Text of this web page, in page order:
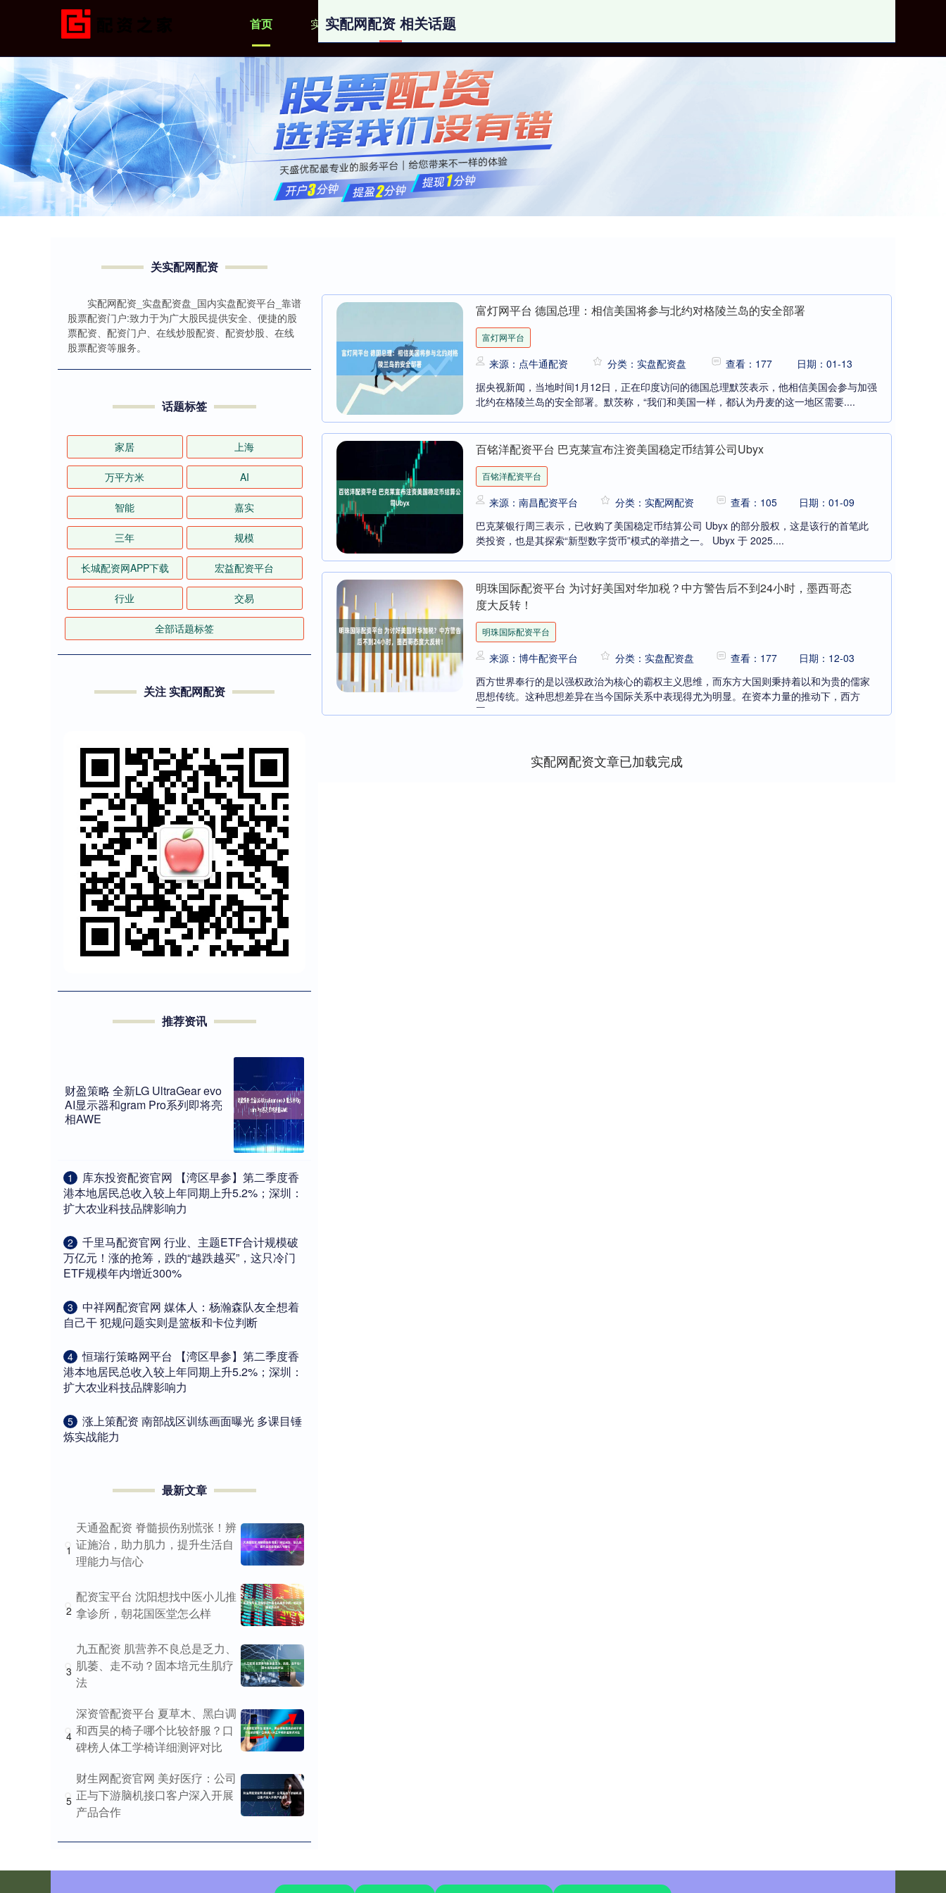
首页 实配网配资 实盘配资盘
实配网配资 相关话题
富灯网平台 德国总理：相信美国将参与北约对格陵兰岛的安全部署
富灯网平台
来源：点牛通配资 分类：实盘配资盘 查看：177
日期：01-13
据央视新闻，当地时间1月12日，正在印度访问的德国总理默茨表示，他相信美国会参与加强
北约在格陵兰岛的安全部署。默茨称，“我们和美国一样，都认为丹麦的这一地区需要....
百铭洋配资平台 巴克莱宣布注资美国稳定币结算公司Ubyx
百铭洋配资平台
来源：南昌配资平台 分类：实配网配资 查看：105
日期：01-09
巴克莱银行周三表示，已收购了美国稳定币结算公司 Ubyx 的部分股权，这是该行的首笔此
类投资，也是其探索“新型数字货币”模式的举措之一。 Ubyx 于 2025....
明珠国际配资平台 为讨好美国对华加税？中方警告后不到24小时，墨西哥态
度大反转！
明珠国际配资平台
来源：博牛配资平台 分类：实盘配资盘 查看：177
日期：12-03
西方世界奉行的是以强权政治为核心的霸权主义思维，而东方大国则秉持着以和为贵的儒家
思想传统。这种思想差异在当今国际关系中表现得尤为明显。在资本力量的推动下，西方
国....
实配网配资文章已加载完成
关实配网配资
实配网配资_实盘配资盘_国内实盘配资平台_靠谱
股票配资门户:致力于为广大股民提供安全、便捷的股
票配资、配资门户、在线炒股配资、配资炒股、在线
股票配资等服务。
话题标签
家居 上海
万平方米 AI
智能 嘉实
三年 规模
长城配资网APP下载 宏益配资平台
行业 交易
全部话题标签
关注 实配网配资
推荐资讯
财盈策略 全新LG UltraGear evo
AI显示器和gram Pro系列即将亮
相AWE
1
​库东投资配资官网 【湾区早参】第二季度香
港本地居民总收入较上年同期上升5.2%；深圳：
扩大农业科技品牌影响力
2
​千里马配资官网 行业、主题ETF合计规模破
万亿元！涨的抢筹，跌的“越跌越买”，这只冷门
ETF规模年内增近300%
3
​中祥网配资官网 媒体人：杨瀚森队友全想着
自己干 犯规问题实则是篮板和卡位判断
4
​恒瑞行策略网平台 【湾区早参】第二季度香
港本地居民总收入较上年同期上升5.2%；深圳：
扩大农业科技品牌影响力
5
​涨上策配资 南部战区训练画面曝光 多课目锤
炼实战能力
最新文章
1
天通盈配资 脊髓损伤别慌张！辨
证施治，助力肌力，提升生活自
理能力与信心
2
配资宝平台 沈阳想找中医小儿推
拿诊所，朝花国医堂怎么样
3
九五配资 肌营养不良总是乏力、
肌萎、走不动？固本培元生肌疗
法
4
深资管配资平台 夏草木、黑白调
和西昊的椅子哪个比较舒服？口
碑榜人体工学椅详细测评对比
5
财生网配资官网 美好医疗：公司
正与下游脑机接口客户深入开展
产品合作